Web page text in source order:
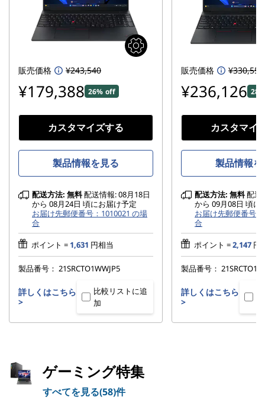
販売価格 ¥243,540
¥179,388 26% off
カスタマイズする
製品情報を見る
配送方法: 無料配送情報: 08月18日
から 08月24日 頃にお届け予定
お届け先郵便番号：1010021 の場
合
ポイント = 1,631 円相当
製品番号： 21SRCTO1WWJP5
詳しくはこちら
>
比較リストに追
加
販売価格 ¥330,550
¥236,126
カスタマイ
製品情報
配送方法: 無料配送
から 09月08日 頃に
お届け先郵便番号
合
ポイント =2,147 円
製品番号：
詳しくはこちら
>
ゲーミング特集
すべてを見る(58)件